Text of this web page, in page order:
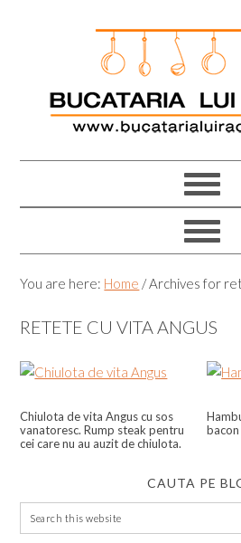
You are here: Home /Archives for
RETETE CU VITA ANGUS
Chiulota de vita Angus cu sos
vanatoresc. Rump steak pentru
cei care nu au auzit de chiulota.
CAUTA PE